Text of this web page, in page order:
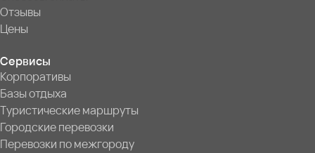
Отзывы
Цены
Сервисы
Корпоративы
Базы отдыха
Туристические маршруты
Городские перевозки
Перевозки по межгороду